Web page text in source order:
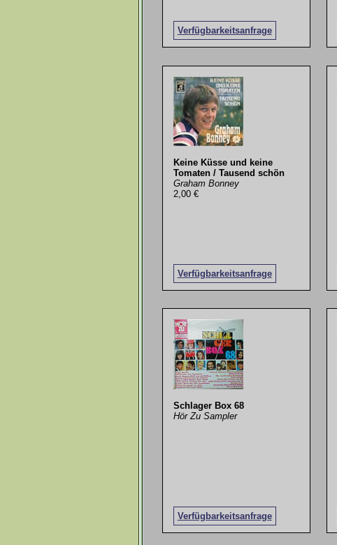
Verfügbarkeitsanfrage
Keine Küsse und keine
Tomaten / Tausend schön
Graham Bonney
2,00 €
Verfügbarkeitsanfrage
Schlager Box 68
Hör Zu Sampler
Verfügbarkeitsanfrage